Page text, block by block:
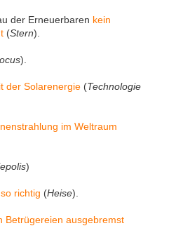
der Erneuerbaren kein
(Stern).
).
der Solarenergie (Technologie
im Weltraum
)
richtig (Heise).
Betrügereien ausgebremst